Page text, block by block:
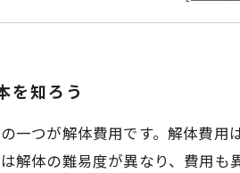
解体費用を理解して空き家売却
これで安心！空き家解体費用の
を知ろう
一つが解体費用です。解体費用
解体の難易度が異なり、費用